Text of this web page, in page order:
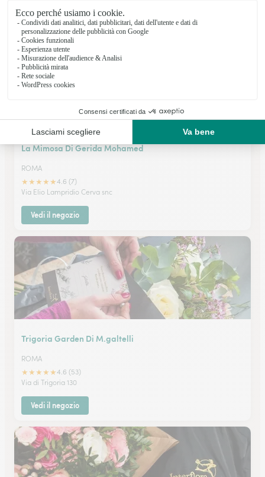
Vedi il negozio
La Mimosa Di Gerida Mohamed
ROMA
★★★★★4.6 (7)
Via Elio Lampridio Cerva snc
Vedi il negozio
Trigoria Garden Di M.galtelli
ROMA
★★★★★4.6 (53)
Via di Trigoria 130
Vedi il negozio